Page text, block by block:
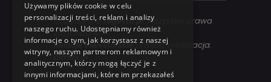
Copyright ©regesta.pl. Wszystkie prawa
zastrzezone
Relacje inwestorskie| Projekt i realizacja:
dimax.pl
Kontakt telefoniczny:
Używamy plików cookie w celu
personalizacji treści, reklam i analizy
naszego ruchu. Udostępniamy również
informacje o tym, jak korzystasz z naszej
witryny, naszym partnerom reklamowym i
analitycznym, którzy mogą łączyć je z
innymi informacjami, które im przekazałeś